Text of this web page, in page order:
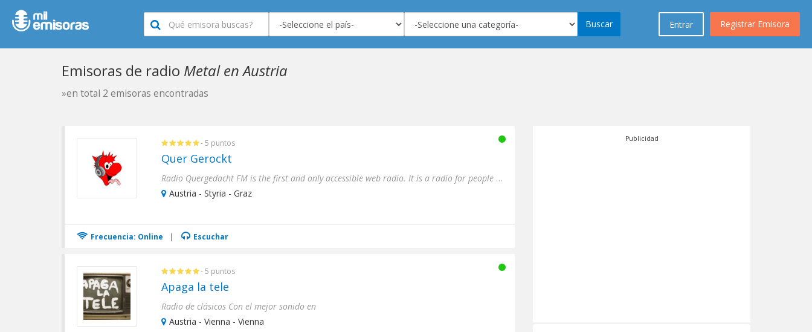
Registrar Emisora
Entrar
Buscar
Emisoras de radio Metal en Austria
»en total 2 emisoras encontradas
- 5 puntos
Quer Gerockt
Radio Quergedacht FM is the first and only accessible web radio. It is a radio for people who are different - people ...
Austria - Styria - Graz
Frecuencia: Online | Escuchar
- 5 puntos
Apaga la tele
Radio de clásicos Con el mejor sonido en
Austria - Vienna - Vienna
Publicidad